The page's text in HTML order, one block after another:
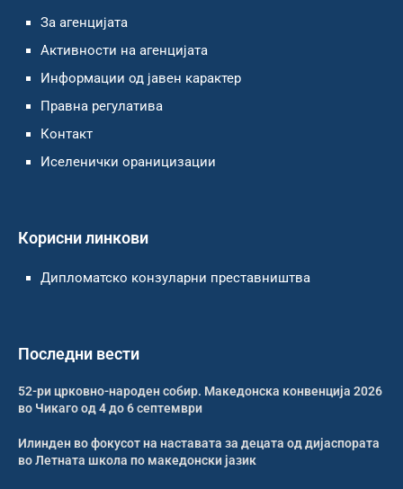
За агенцијата
Активности на агенцијата
Информации од јавен карактер
Правна регулатива
Контакт
Иселенички ораницизации
Корисни линкови
Дипломатско конзуларни преставништва
Последни вести
52-ри црковно-народен собир. Македонска конвенција 2026
во Чикаго од 4 до 6 септември
Илинден во фокусот на наставата за децата од дијаспората
во Летната школа по македонски јазик